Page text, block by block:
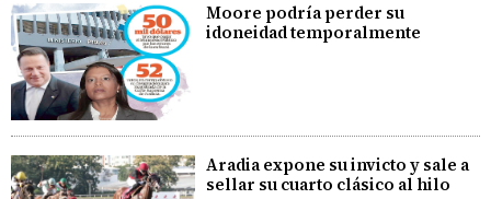
Moore podría perder su
idoneidad temporalmente
Aradia expone su invicto y sale a
sellar su cuarto clásico al hilo